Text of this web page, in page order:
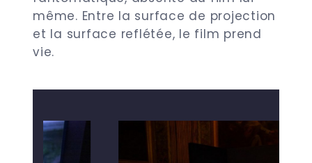
même. Entre la surface de projection
et la surface reflétée, le film prend
vie.